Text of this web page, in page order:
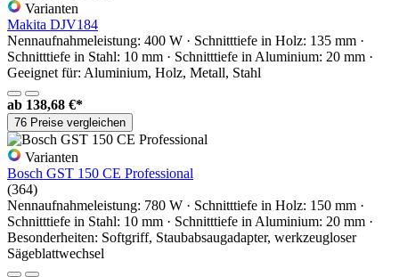
Varianten
Makita DJV184
Nennaufnahmeleistung: 400 W · Schnitttiefe in Holz: 135 mm ·
Schnitttiefe in Stahl: 10 mm · Schnitttiefe in Aluminium: 20 mm ·
Geeignet für: Aluminium, Holz, Metall, Stahl
ab 138,68 €*
76 Preise vergleichen
Varianten
Bosch GST 150 CE Professional
(364)
Nennaufnahmeleistung: 780 W · Schnitttiefe in Holz: 150 mm ·
Schnitttiefe in Stahl: 10 mm · Schnitttiefe in Aluminium: 20 mm ·
Besonderheiten: Softgriff, Staubabsaugadapter, werkzeugloser
Sägeblattwechsel